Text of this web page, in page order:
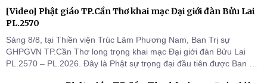
[Video] Phật giáo TP.Cần Thơ khai mạc Đại giới đàn Bửu Lai
PL.2570
Sáng 8/8, tại Thiền viện Trúc Lâm Phương Nam, Ban Trị sự
GHPGVN TP.Cần Thơ long trọng khai mạc Đại giới đàn Bửu Lai
PL.2570 – PL.2026. Đây là Phật sự trọng đại đầu tiên được Ban Trị